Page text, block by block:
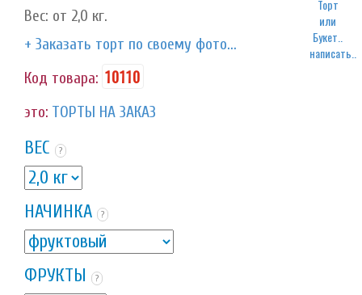
написать..
Вес: от 2,0 кг.
+ Заказать торт по своему фото...
Код товара: 10110
это: ТОРТЫ НА ЗАКАЗ
ВЕС ?
НАЧИНКА ?
ФРУКТЫ ?